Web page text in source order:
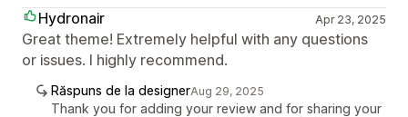
Hydronair Apr 23, 2025
Great theme! Extremely helpful with any questions
or issues. I highly recommend.
Răspuns de la designerAug 29, 2025
Thank you for adding your review and for sharing your